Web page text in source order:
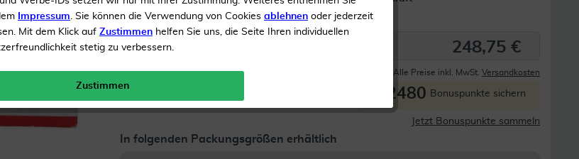
Besonders zugfest
Inhalt12 Verband 248,75 €
Versandkostenfrei Alle Preise inkl. MwSt. Versandkosten
2480 Bonuspunkte sichern
Jetzt Bonuspunkte sammeln
In folgenden Packungsgrößen erhältlich
Impressum. Sie können die Verwendung von Cookies ablehnen oder jederzeit
Mit dem Klick auf Zustimmen helfen Sie uns, die Seite Ihren individuellen
stetig zu verbessern.
Zustimmen